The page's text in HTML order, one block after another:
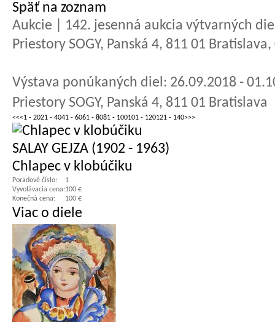
Späť na zoznam
Aukcie | 142. jesenná aukcia výtvarných
Priestory SOGY, Panská 4, 811 01
Výstava ponúkaných diel: 26.09.2018 -
Priestory SOGY, Panská 4, 811 01 Bratislava
<<<1 - 2021 - 4041 - 6061 - 8081 - 100101 - 120121 - 140>>>
SALAY GEJZA (1902 - 1963)
Chlapec v klobúčiku
Poradové číslo:
1
Vyvolávacia cena:100 €
Konečná cena:
100 €
Viac o diele